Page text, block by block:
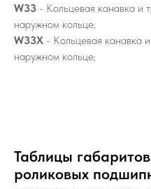
W33 - Кольцевая канавка и
наружном кольце;
W33X - Кольцевая канавка
наружном кольце;
Таблицы
роликовых